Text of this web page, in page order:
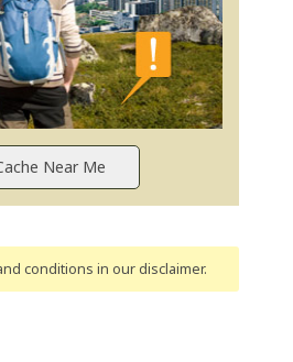
conditions in our disclaimer.